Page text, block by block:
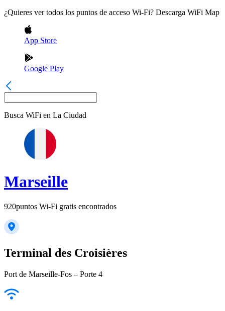
¿Quieres ver todos los puntos de acceso Wi-Fi? Descarga WiFi Map
App Store
Google Play
Busca WiFi en La Ciudad
Marseille
920puntos Wi-Fi gratis encontrados
Terminal des Croisières
Port de Marseille-Fos – Porte 4